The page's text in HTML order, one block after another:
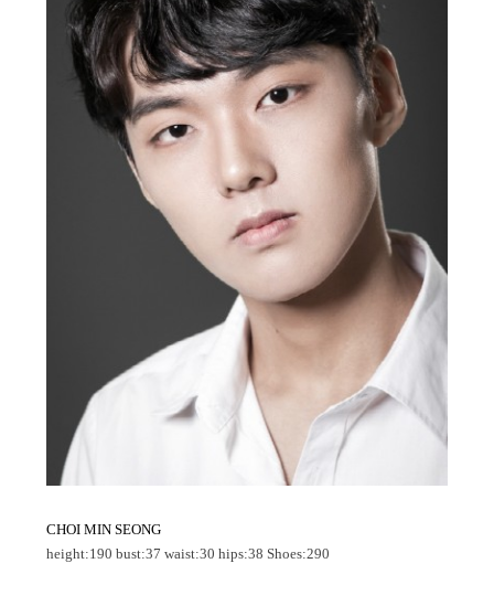
CHOI MIN SEONG
height:190 bust:37 waist:30 hips:38 Shoes:290